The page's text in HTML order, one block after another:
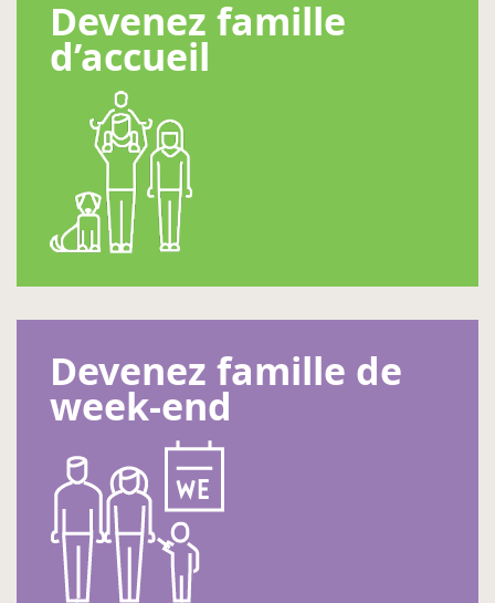
Devenez famille
d’accueil
Devenez famille de
week-end